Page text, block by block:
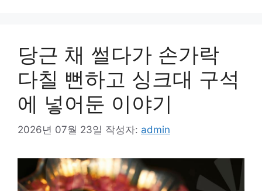
당근 채 썰다가 손가락
다칠 뻔하고 싱크대 구석
에 넣어둔 이야기
2026년 07월 23일 작성자: admin